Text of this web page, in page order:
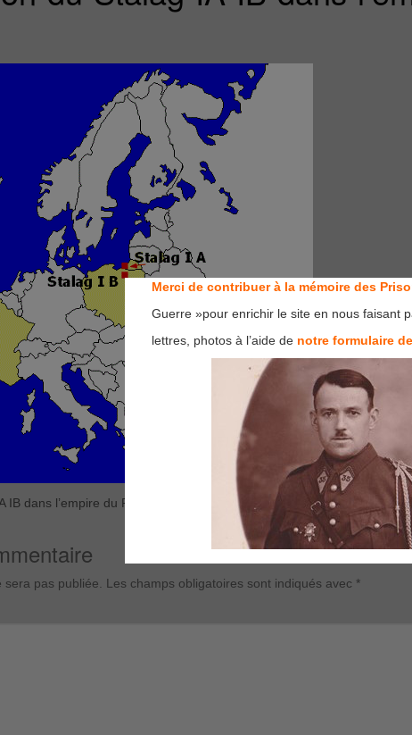
dans l’empire du Reich
pas publiée. Les champs obligatoires sont indiqués avec *
Merci de contribuer à la mémoire des
Guerre »pour enrichir le site en nous faisant
lettres, photos à l’aide de notre formulaire